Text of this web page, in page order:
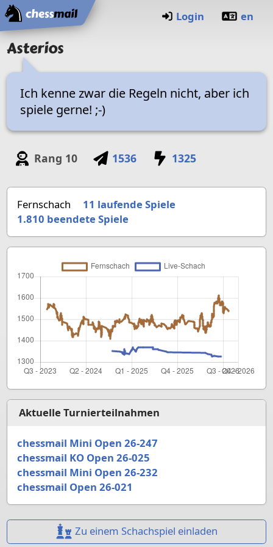
Startseite
Login en
Asterios
Ich kenne zwar die Regeln nicht, aber ich
spiele gerne! ;-)
Rang 10 1536 1325
Fernschach
11 laufende Spiele
1.810 beendete Spiele
Aktuelle Turnierteilnahmen
chessmail Mini Open 26-247
chessmail KO Open 26-025
chessmail Mini Open 26-232
chessmail Open 26-021
Zu einem Schachspiel einladen